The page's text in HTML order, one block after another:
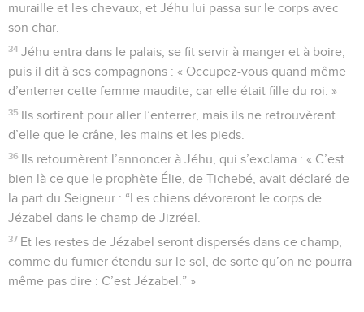
muraille et les chevaux, et Jéhu lui passa sur le corps avec
son char.
34 Jéhu entra dans le palais, se fit servir à manger et à boire,
puis il dit à ses compagnons : « Occupez-vous quand même
d’enterrer cette femme maudite, car elle était fille du roi. »
35 Ils sortirent pour aller l’enterrer, mais ils ne retrouvèrent
d’elle que le crâne, les mains et les pieds.
36 Ils retournèrent l’annoncer à Jéhu, qui s’exclama : « C’est
bien là ce que le prophète Élie, de Tichebé, avait déclaré de
la part du Seigneur : “Les chiens dévoreront le corps de
Jézabel dans le champ de Jizréel.
37 Et les restes de Jézabel seront dispersés dans ce champ,
comme du fumier étendu sur le sol, de sorte qu’on ne pourra
même pas dire : C’est Jézabel.” »